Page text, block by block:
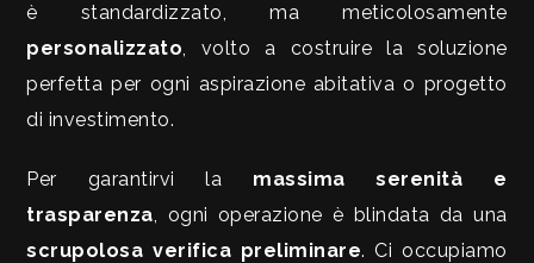
è standardizzato, ma meticolosamente
personalizzato, volto a costruire la soluzione
perfetta per ogni aspirazione abitativa o progetto
di investimento.
Per garantirvi la massima serenità e
trasparenza, ogni operazione è blindata da una
scrupolosa verifica preliminare. Ci occupiamo
Totale
mq